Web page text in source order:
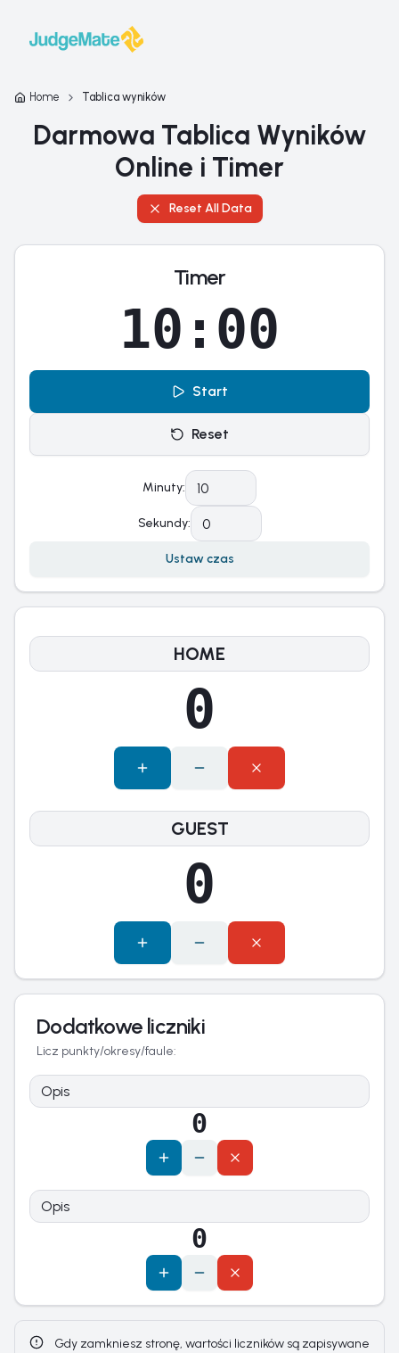
Home Tablica wyników
Darmowa Tablica Wyników
Online i Timer
Reset All Data
Timer
10:00
Start
Reset
Minuty:
Sekundy:
Ustaw czas
Scoreboard
0
0
Dodatkowe liczniki
Licz punkty/okresy/faule:
0
0
Gdy zamkniesz stronę, wartości liczników są zapisywane